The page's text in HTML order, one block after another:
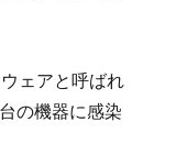
ェアと呼ばれ
の機器に感染